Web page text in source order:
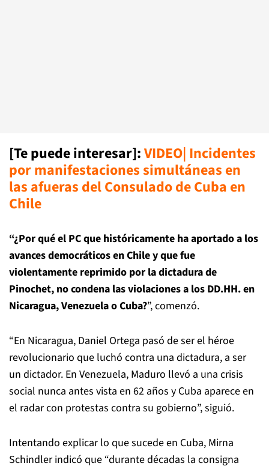
[Te puede interesar]:VIDEO| Incidentes
por manifestaciones simultáneas en
las afueras del Consulado de Cuba en
Chile
“¿Por qué el PC que históricamente ha aportado a los
avances democráticos en Chile y que fue
violentamente reprimido por la dictadura de
Pinochet, no condena las violaciones a los DD.HH. en
Nicaragua, Venezuela o Cuba?”, comenzó.
“En Nicaragua, Daniel Ortega pasó de ser el héroe
revolucionario que luchó contra una dictadura, a ser
un dictador. En Venezuela, Maduro llevó a una crisis
social nunca antes vista en 62 años y Cuba aparece en
el radar con protestas contra su gobierno”, siguió.
Intentando explicar lo que sucede en Cuba, Mirna
Schindler indicó que “durante décadas la consigna